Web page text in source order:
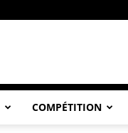
COMPÉTITION